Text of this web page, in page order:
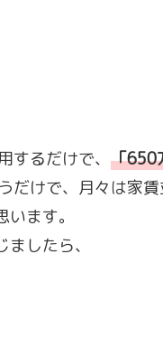
するだけで、 「650
だけで、月々は家
ます。
したら、